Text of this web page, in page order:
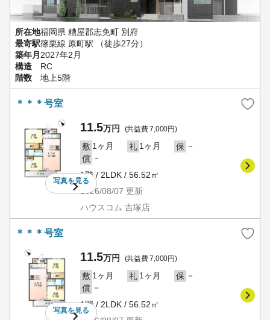
所在地福岡県 糟屋郡志免町 別府
最寄駅篠栗線 原町駅 （徒歩27分）
築年月 2027年2月
構造
RC
階数
地上5階
＊＊＊号室
写真を見る
11.5万円 (共益費 7,000円)
敷 1ヶ月 礼 1ヶ月 保 －
償 －
1階 / 2LDK / 56.52㎡
2026/08/07 更新
ハウスコム 吉塚店
＊＊＊号室
写真を見る
11.5万円 (共益費 7,000円)
敷 1ヶ月 礼 1ヶ月 保 －
償 －
1階 / 2LDK / 56.52㎡